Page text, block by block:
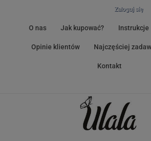
Zaloguj się
O nas Jak kupować? Instrukcje
Opinie klientów Najczęściej
Kontakt